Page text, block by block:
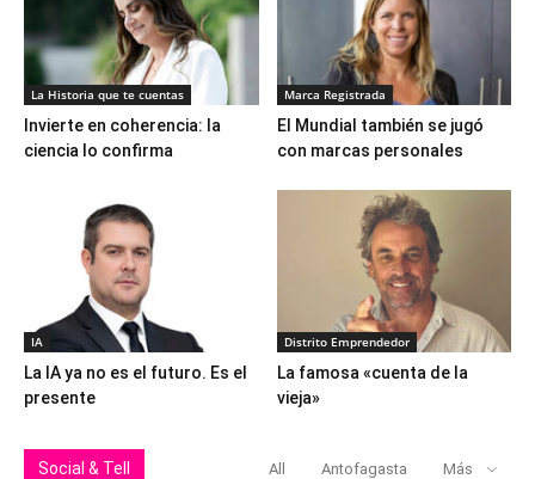
La Historia que te cuentas
Invierte en coherencia: la
ciencia lo confirma
Marca Registrada
El Mundial también se jugó
con marcas personales
IA
La IA ya no es el futuro. Es el
presente
Distrito Emprendedor
La famosa «cuenta de la
vieja»
Social & Tell All Antofagasta Más